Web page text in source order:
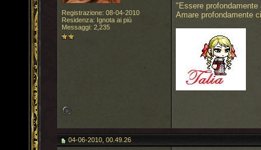
Registrazione: 08-04-2010
Residenza: Ignota ai più
Messaggi: 2,235
"Essere profondamente
Amare profondamente
04-06-2010, 00.49.26